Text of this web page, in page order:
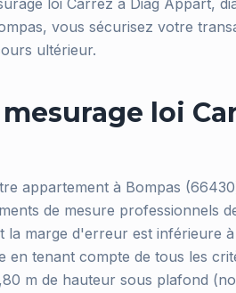
loi Carrez à Diag Appart,
vous sécurisez votre
ultérieur.
loi
appartement à Bompas
de mesure professionnels
marge d'erreur est inférieure à
en tenant compte de tous les
m de hauteur sous plafond